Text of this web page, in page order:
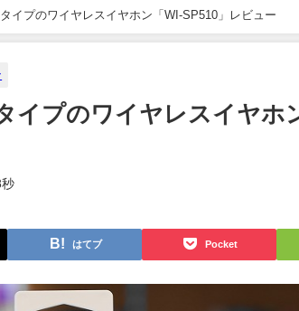
イプのワイヤレスイヤホン「WI-SP510」レビュー
イプのワイヤレスイヤホ
はてブ Pocket